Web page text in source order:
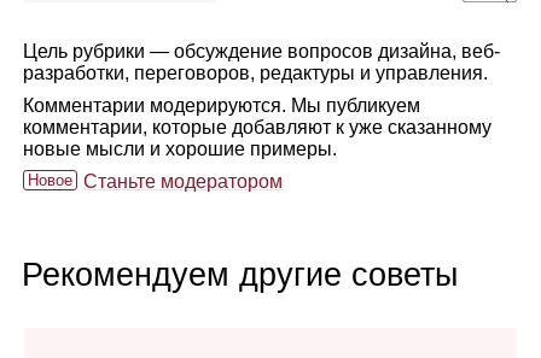
Цель рубрики — обсуждение вопросов дизайна, веб-
разработки, переговоров, редактуры и управления.
Комментарии модерируются. Мы публикуем
комментарии, которые добавляют к уже сказанному
новые мысли и хорошие примеры.
Новое Станьте модератором
Рекомендуем другие советы